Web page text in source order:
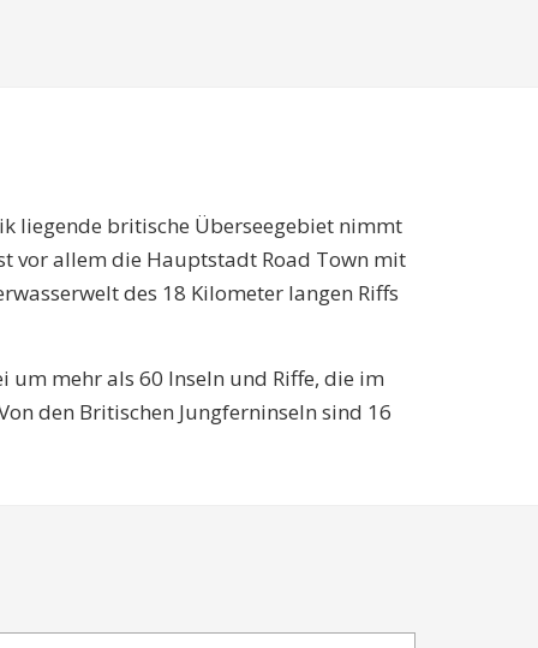
liegende britische Überseegebiet nimmt
vor allem die Hauptstadt Road Town mit
des 18 Kilometer langen Riffs
um mehr als 60 Inseln und Riffe, die im
den Britischen Jungferninseln sind 16